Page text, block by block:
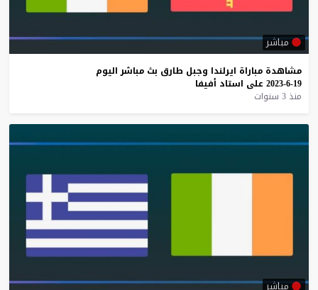
مباشر
مشاهدة مباراة ايرلندا وجبل طارق بث مباشر اليوم
19-6-2023
على استاد أفيفا
منذ 3 سنوات
مباشر